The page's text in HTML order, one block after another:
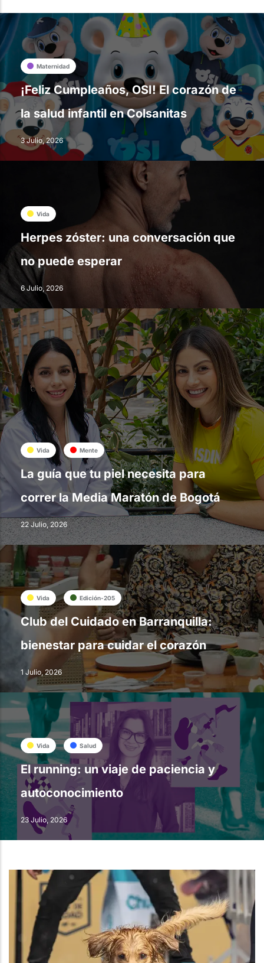
Maternidad
¡Feliz Cumpleaños, OSI! El corazón de
la salud infantil en Colsanitas
3 Julio, 2026
Vida
Herpes zóster: una conversación que
no puede esperar
6 Julio, 2026
Vida Mente
La guía que tu piel necesita para
correr la Media Maratón de Bogotá
22 Julio, 2026
Vida Edición-205
Club del Cuidado en Barranquilla:
bienestar para cuidar el corazón
1 Julio, 2026
Vida Salud
El running: un viaje de paciencia y
autoconocimiento
23 Julio, 2026